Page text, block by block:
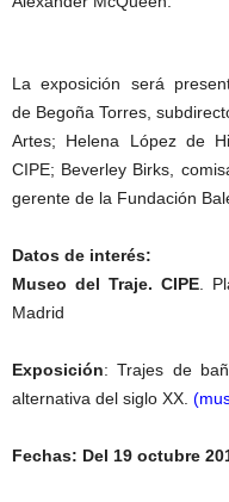
La exposición será
de Begoña Torres,
Artes; Helena López de
CIPE; Beverley Birks,
gerente de la Fundación
Datos de interés:
Museo del Traje. CIPE.
Madrid
Exposición: Trajes de
alternativa del siglo XX. (
Fechas: Del 19 octubre